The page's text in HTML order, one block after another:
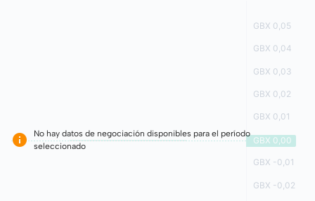
No hay datos de negociación disponibles para el período
seleccionado